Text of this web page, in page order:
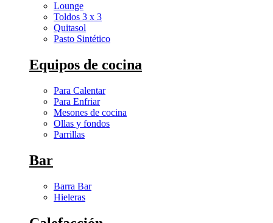
Lounge
Toldos 3 x 3
Quitasol
Pasto Sintético
Equipos de cocina
Para Calentar
Para Enfriar
Mesones de cocina
Ollas y fondos
Parrillas
Bar
Barra Bar
Hieleras